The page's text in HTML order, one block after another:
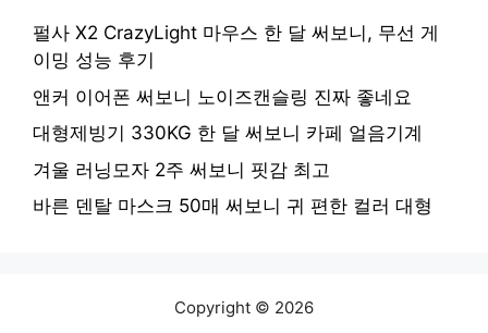
펄사 X2 CrazyLight 마우스 한 달 써보니, 무선 게
이밍 성능 후기
앤커 이어폰 써보니 노이즈캔슬링 진짜 좋네요
대형제빙기 330KG 한 달 써보니 카페 얼음기계
겨울 러닝모자 2주 써보니 핏감 최고
바른 덴탈 마스크 50매 써보니 귀 편한 컬러 대형
Copyright © 2026